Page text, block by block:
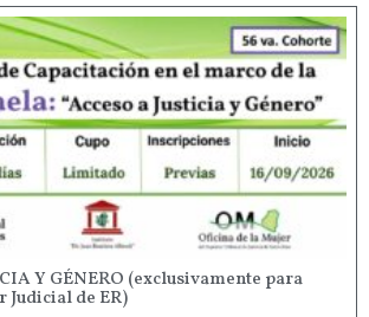
Y GÉNERO (exclusivamente para
Judicial de ER)